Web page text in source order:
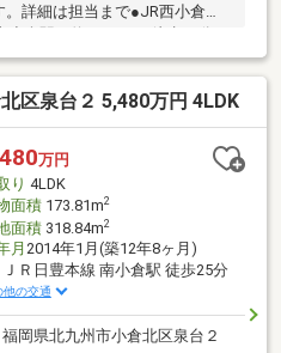
。詳細は担当まで●JR西小倉
倉駅 約2317ｍ（徒歩29分）
31分）●西鉄バス「緑ケ丘一
明小学校 約815ｍ（徒歩11
23分）●ファミリーマート小倉
ンリブ朝日ケ丘 約407ｍ（徒
区泉台２ 5,480万円 4LDK
万円
り 4LDK
面積173.81m2
面積318.84m2
月 2014年1月(築12年8ヶ月)
ＪＲ日豊本線 南小倉駅 徒歩25分
他の交通
福岡県北九州市小倉北区泉台２